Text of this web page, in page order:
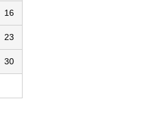
16
23
30